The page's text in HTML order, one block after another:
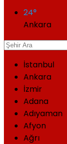
24°
Ankara
İstanbul
Ankara
İzmir
Adana
Adıyaman
Afyon
Ağrı